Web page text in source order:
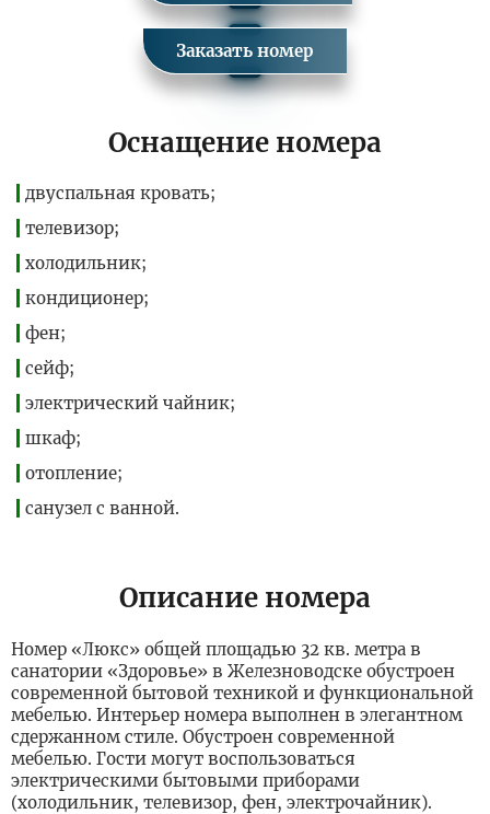
Заказать номер
Оснащение номера
двуспальная кровать;
телевизор;
холодильник;
кондиционер;
фен;
сейф;
электрический чайник;
шкаф;
отопление;
санузел с ванной.
Описание номера
Номер «Люкс» общей площадью 32 кв. метра в
санатории «Здоровье» в Железноводске обустроен
современной бытовой техникой и функциональной
мебелью. Интерьер номера выполнен в элегантном
сдержанном стиле. Обустроен современной
мебелью. Гости могут воспользоваться
электрическими бытовыми приборами
(холодильник, телевизор, фен, электрочайник).